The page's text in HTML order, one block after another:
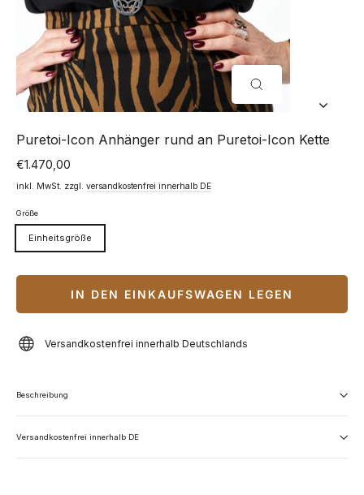
ESC)
Puretoi-Icon Anhänger rund an Puretoi-Icon Kette
Normaler
Preis
€1.470,00
inkl. MwSt. zzgl. versandkostenfrei innerhalb DE
Größe
Einheitsgröße
IN DEN EINKAUFSWAGEN LEGEN
Versandkostenfrei innerhalb Deutschlands
Beschreibung
Versandkostenfrei innerhalb DE